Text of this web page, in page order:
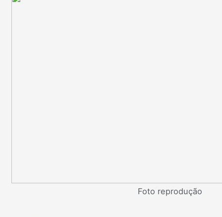
Foto reprodução